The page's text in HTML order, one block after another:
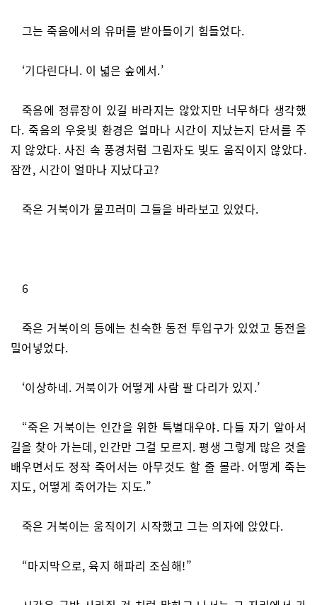
그는 죽음에서의 유머를 받아들이기 힘들었다.
‘기다린다니. 이 넓은 숲에서.’
죽음에 정류장이 있길 바라지는 않았지만 너무하다 생각했
다. 죽음의 우윳빛 환경은 얼마나 시간이 지났는지 단서를 주
지 않았다. 사진 속 풍경처럼 그림자도 빛도 움직이지 않았다.
잠깐, 시간이 얼마나 지났다고?
죽은 거북이가 물끄러미 그들을 바라보고 있었다.
6
죽은 거북이의 등에는 친숙한 동전 투입구가 있었고 동전을
밀어넣었다.
‘이상하네. 거북이가 어떻게 사람 팔 다리가 있지.’
“죽은 거북이는 인간을 위한 특별대우야. 다들 자기 알아서
길을 찾아 가는데, 인간만 그걸 모르지. 평생 그렇게 많은 것을
배우면서도 정작 죽어서는 아무것도 할 줄 몰라. 어떻게 죽는
지도, 어떻게 죽어가는 지도.”
죽은 거북이는 움직이기 시작했고 그는 의자에 앉았다.
“마지막으로, 육지 해파리 조심해!”